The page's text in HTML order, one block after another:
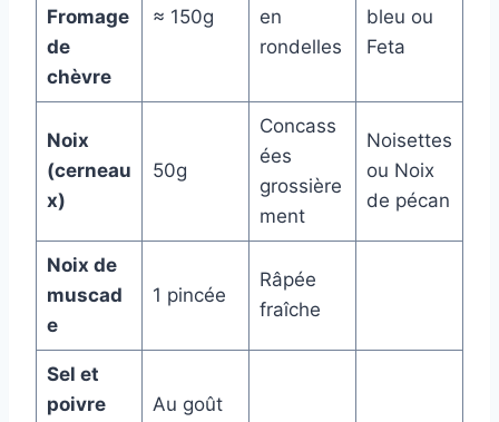
Fromage
de
chèvre
≈ 150g
en
rondelles
bleu ou
Feta
Noix
(cerneau
x)
50g
Concass
ées
grossière
ment
Noisettes
ou Noix
de pécan
Noix de
muscad
e
1 pincée
Râpée
fraîche
Sel et
poivre
Au goût